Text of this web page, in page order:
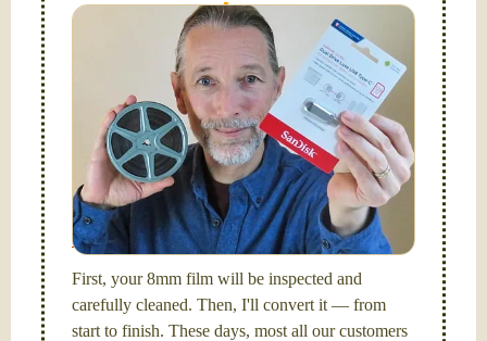
Simplify - get your films in a "grab and go" format!
We transfer 8mm or Super 8 films onto a handy USB
stick (or hard drive.)
Hello, I'm Nathaniel. My wife Laura and I are
FilmFix — a two person team.
I am the technical expert with adegree in motion
picture and photography, from Brooks Institute,
Santa Barbara, CA.
First, your 8mm film will be inspected and
carefully cleaned. Then, I'll convert it — from
start to finish. These days, most all our customers